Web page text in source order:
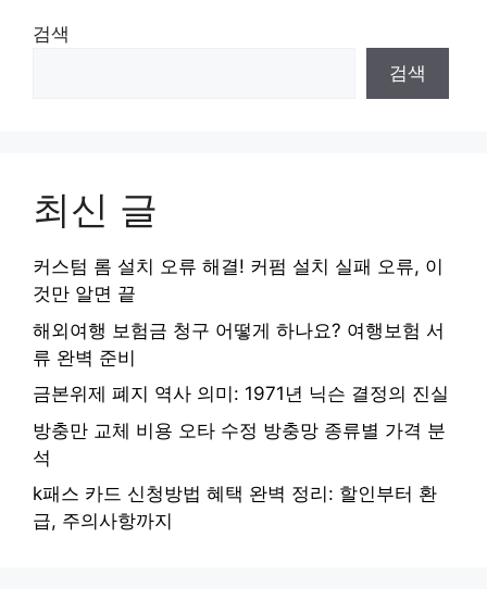
검색
검색
최신 글
커스텀 롬 설치 오류 해결! 커펌 설치 실패 오류, 이
것만 알면 끝
해외여행 보험금 청구 어떻게 하나요? 여행보험 서
류 완벽 준비
금본위제 폐지 역사 의미: 1971년 닉슨 결정의 진실
방충만 교체 비용 오타 수정 방충망 종류별 가격 분
석
k패스 카드 신청방법 혜택 완벽 정리: 할인부터 환
급, 주의사항까지